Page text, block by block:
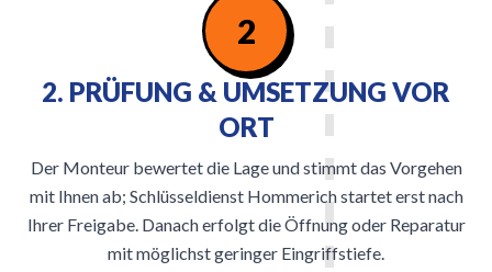
2
2. PRÜFUNG & UMSETZUNG VOR
ORT
Der Monteur bewertet die Lage und stimmt das Vorgehen
mit Ihnen ab; Schlüsseldienst Hommerich startet erst nach
Ihrer Freigabe. Danach erfolgt die Öffnung oder Reparatur
mit möglichst geringer Eingriffstiefe.